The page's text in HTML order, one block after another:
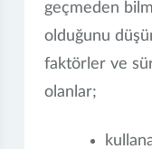
geçmeden
olduğunu
faktörler ve
olanlar;